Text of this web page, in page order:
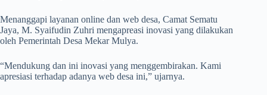
Menanggapi layanan online dan web desa, Camat Sematu
Jaya, M. Syaifudin Zuhri mengapreasi inovasi yang dilakukan
oleh Pemerintah Desa Mekar Mulya.
“Mendukung dan ini inovasi yang menggembirakan. Kami
apresiasi terhadap adanya web desa ini,” ujarnya.